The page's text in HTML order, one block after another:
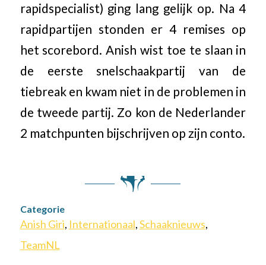
rapidspecialist) ging lang gelijk op. Na 4
rapidpartijen stonden er 4 remises op
het scorebord. Anish wist toe te slaan in
de eerste snelschaakpartij van de
tiebreak en kwam niet in de problemen in
de tweede partij. Zo kon de Nederlander
2 matchpunten bijschrijven op zijn conto.
Categorie
Anish Giri, Internationaal,Schaaknieuws,
TeamNL